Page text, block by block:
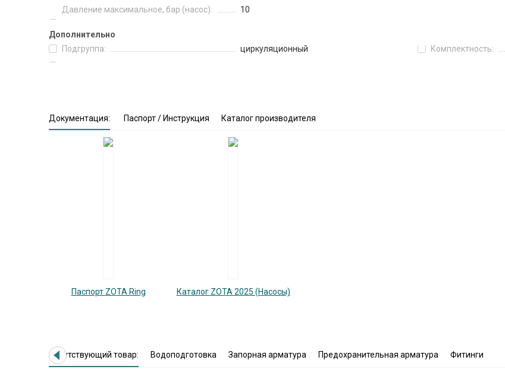
Давление максимальное, бар (насос):
10
Дополнительно
Подгруппа:
циркуляционный Комплектность:
Документация: Паспорт / Инструкция Каталог производителя
Паспорт ZOTA Ring Каталог ZOTA 2025 (Насосы)
Сопутствующий товар: Водоподготовка Запорная арматура Предохранительная арматура Фитинги